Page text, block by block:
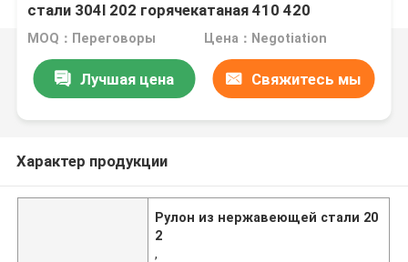
стали 304l 202 горячекатаная 410 420
MOQ：Переговоры Цена：Negotiation
Лучшая цена Свяжитесь мы
Характер продукции
Рулон из нержавеющей стали 20
2
,